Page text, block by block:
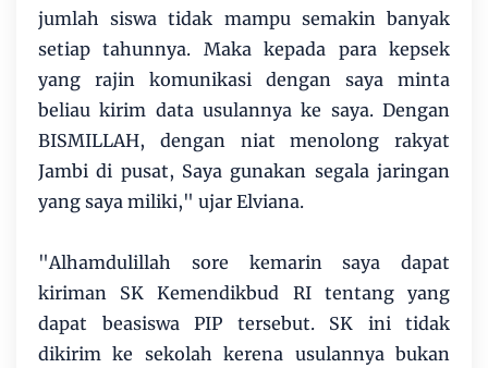
jumlah siswa tidak mampu semakin banyak
setiap tahunnya. Maka kepada para kepsek
yang rajin komunikasi dengan saya minta
beliau kirim data usulannya ke saya. Dengan
BISMILLAH, dengan niat menolong rakyat
Jambi di pusat, Saya gunakan segala jaringan
yang saya miliki," ujar Elviana.
"Alhamdulillah sore kemarin saya dapat
kiriman SK Kemendikbud RI tentang yang
dapat beasiswa PIP tersebut. SK ini tidak
dikirim ke sekolah kerena usulannya bukan